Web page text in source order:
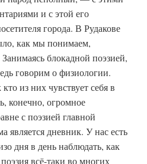
и с этой его
города. В Рудакове
как мы понимаем,
блокадной поэзией,
говорим о физиологии.
из них чувствует себя в
конечно, огромное
с поэзией главной
является дневник. У нас есть
дня в день наблюдать, как
всё-таки во многих